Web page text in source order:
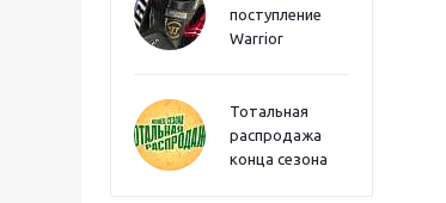
поступление
Warrior
Тотальная
распродажа
конца сезона